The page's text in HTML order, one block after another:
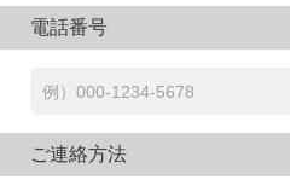
電話番号
ご連絡方法